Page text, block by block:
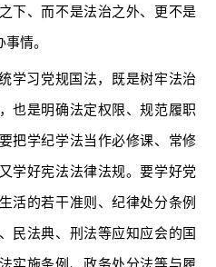
下、而不是法治之外、更不是
情。
学习党规国法，既是树牢法治
也是明确法定权限、规范履职
把学纪学法当作必修课、常修
学好宪法法律法规。要学好党
活的若干准则、纪律处分条例
民法典、刑法等应知应会的国